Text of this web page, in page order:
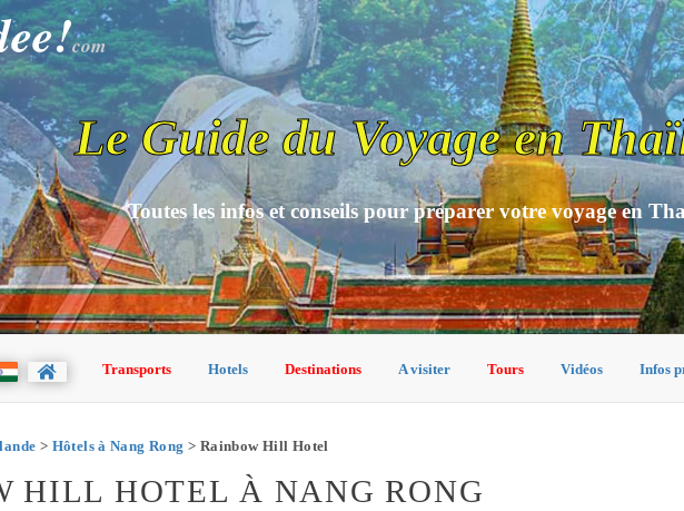
com
Le Guide du Voyage en
Toutes les infos et conseils pour préparer votre voyage en
Transports Hotels Destinations A visiter Tours Vidéos Infos
> Hôtels à Nang Rong > Rainbow Hill Hotel
HILL HOTEL À NANG RONG